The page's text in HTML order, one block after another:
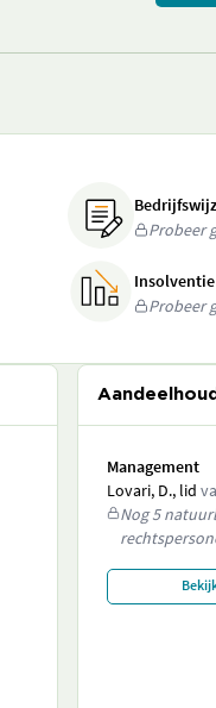
Probeer
Insolventie
Probeer
Management
Lovari, D., lid
Nog 5